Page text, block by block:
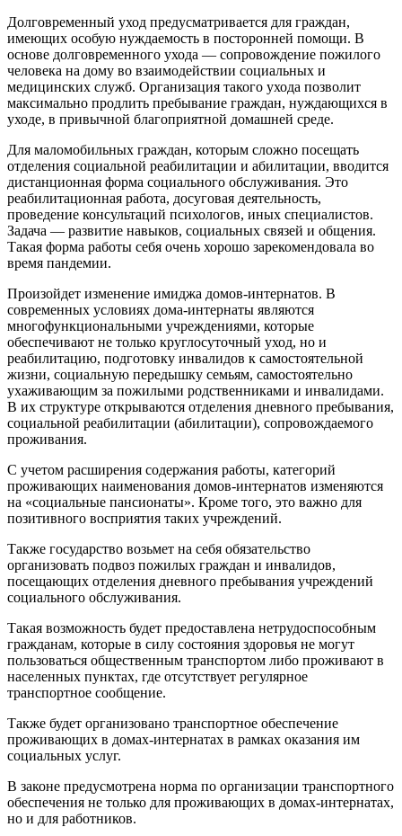
Долговременный уход предусматривается для граждан,
имеющих особую нуждаемость в посторонней помощи. В
основе долговременного ухода — сопровождение пожилого
человека на дому во взаимодействии социальных и
медицинских служб. Организация такого ухода позволит
максимально продлить пребывание граждан, нуждающихся в
уходе, в привычной благоприятной домашней среде.
Для маломобильных граждан, которым сложно посещать
отделения социальной реабилитации и абилитации, вводится
дистанционная форма социального обслуживания. Это
реабилитационная работа, досуговая деятельность,
проведение консультаций психологов, иных специалистов.
Задача — развитие навыков, социальных связей и общения.
Такая форма работы себя очень хорошо зарекомендовала во
время пандемии.
Произойдет изменение имиджа домов-интернатов. В
современных условиях дома-интернаты являются
многофункциональными учреждениями, которые
обеспечивают не только круглосуточный уход, но и
реабилитацию, подготовку инвалидов к самостоятельной
жизни, социальную передышку семьям, самостоятельно
ухаживающим за пожилыми родственниками и инвалидами.
В их структуре открываются отделения дневного пребывания,
социальной реабилитации (абилитации), сопровождаемого
проживания.
С учетом расширения содержания работы, категорий
проживающих наименования домов-интернатов изменяются
на «социальные пансионаты». Кроме того, это важно для
позитивного восприятия таких учреждений.
Также государство возьмет на себя обязательство
организовать подвоз пожилых граждан и инвалидов,
посещающих отделения дневного пребывания учреждений
социального обслуживания.
Такая возможность будет предоставлена нетрудоспособным
гражданам, которые в силу состояния здоровья не могут
пользоваться общественным транспортом либо проживают в
населенных пунктах, где отсутствует регулярное
транспортное сообщение.
Также будет организовано транспортное обеспечение
проживающих в домах-интернатах в рамках оказания им
социальных услуг.
В законе предусмотрена норма по организации транспортного
обеспечения не только для проживающих в домах-интернатах,
но и для работников.